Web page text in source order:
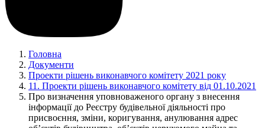
Головна
Документи
Проекти рішень виконавчого комітету 2021 року
11. Проекти рішень виконавчого комітету від 01.10.2021
Про визначення уповноваженого органу з внесення
інформації до Реєстру будівельної діяльності про
присвоєння, зміни, коригування, анулювання адрес